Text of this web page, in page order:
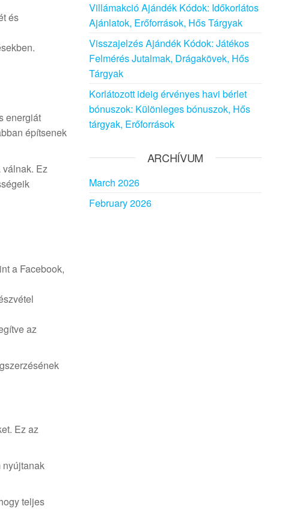
és
energiát
építsenek
Ez
a Facebook,
az
Ez az
nyújtanak
teljes
Villámakció Ajándék Kódok: Időkorlátos
Ajánlatok, Erőforrások, Hős Tárgyak
Visszajelzés Ajándék Kódok: Játékos
Felmérés Jutalmak, Drágakövek, Hős
Tárgyak
Korlátozott ideig érvényes havi bérlet
bónuszok: Különleges bónuszok, Hős
tárgyak, Erőforrások
ARCHÍVUM
March 2026
February 2026